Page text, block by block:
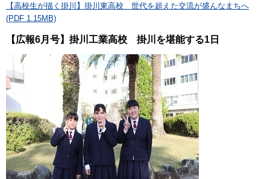
【高校生が描く掛川】掛川東高校 世代を超えた交流が盛んなまちへ
(PDF 1.15MB)
【広報6月号】掛川工業高校 掛川を堪能する1日